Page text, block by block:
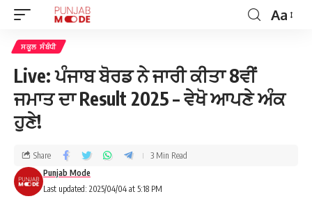
Aa
ਸਕੂਲ ਸੰਬੰਧੀ
Live: ਪੰਜਾਬ ਬੋਰਡ ਨੇ ਜਾਰੀ ਕੀਤਾ 8ਵੀਂ
ਜਮਾਤ ਦਾ Result 2025 – ਵੇਖੋ ਆਪਣੇ ਅੰਕ
ਹੁਣੇ!
Last updated: 2025/04/04 at 5:18 PM
Punjab Mode
Share 3 Min Read